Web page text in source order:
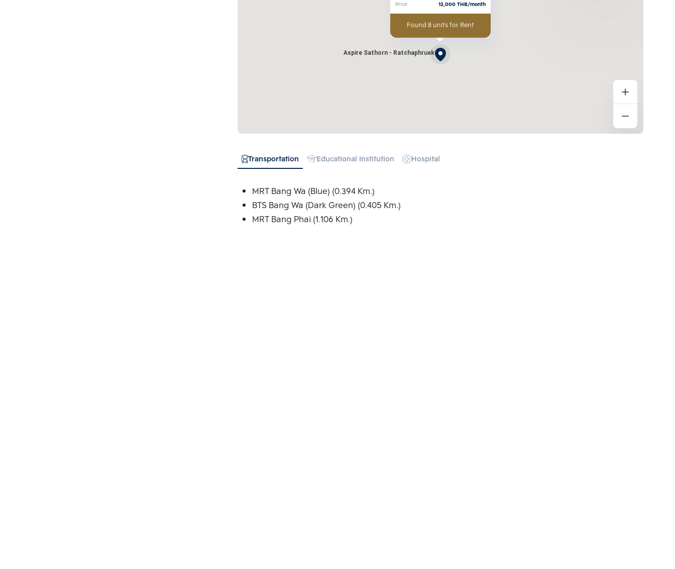
Aspire Sathorn - Ratchaphruek
Price 12,000THB/month
Found 8 units for Rent
Transportation Educational Institution Hospital
MRT Bang Wa (Blue) (0.394 Km.)
BTS Bang Wa (Dark Green) (0.405 Km.)
MRT Bang Phai (1.106 Km.)